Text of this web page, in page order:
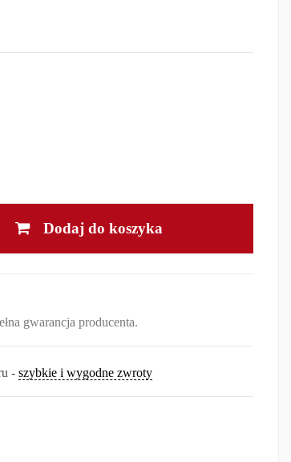
Dodaj do koszyka
gwarancja producenta.
- szybkie i wygodne zwroty